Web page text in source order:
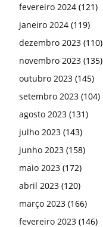
fevereiro 2024 (121)
janeiro 2024 (119)
dezembro 2023 (110)
novembro 2023 (135)
outubro 2023 (145)
setembro 2023 (104)
agosto 2023 (131)
julho 2023 (143)
junho 2023 (158)
maio 2023 (172)
abril 2023 (120)
março 2023 (166)
fevereiro 2023 (146)